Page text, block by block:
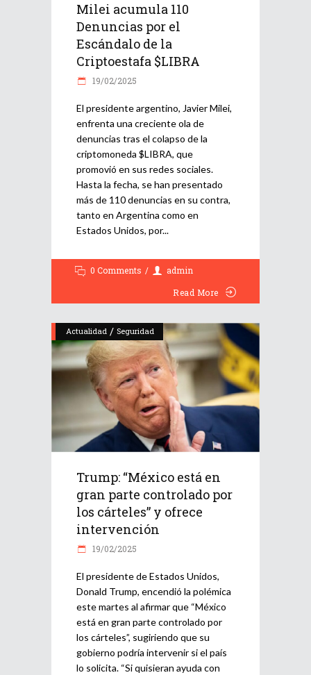
Milei acumula 110
Denuncias por el
Escándalo de la
Criptoestafa $LIBRA
19/02/2025
El presidente argentino, Javier Milei,
enfrenta una creciente ola de
denuncias tras el colapso de la
criptomoneda $LIBRA, que
promovió en sus redes sociales.
Hasta la fecha, se han presentado
más de 110 denuncias en su contra,
tanto en Argentina como en
Estados Unidos, por
0 Comments
admin
Read More
Actualidad / Seguridad
Trump: “México está en
gran parte controlado por
los cárteles” y ofrece
intervención
19/02/2025
El presidente de Estados Unidos,
Donald Trump, encendió la polémica
este martes al afirmar que “México
está en gran parte controlado por
los cárteles”, sugiriendo que su
gobierno podría intervenir si el país
lo solicita. “Si quisieran ayuda con